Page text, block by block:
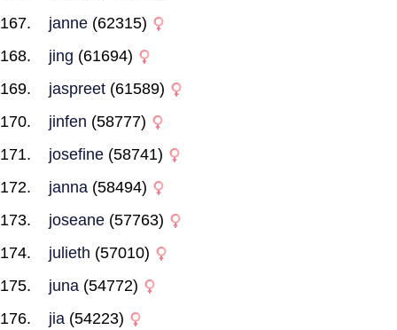
janne (62315)
jing (61694)
jaspreet (61589)
jinfen (58777)
josefine (58741)
janna (58494)
joseane (57763)
julieth (57010)
juna (54772)
jia (54223)